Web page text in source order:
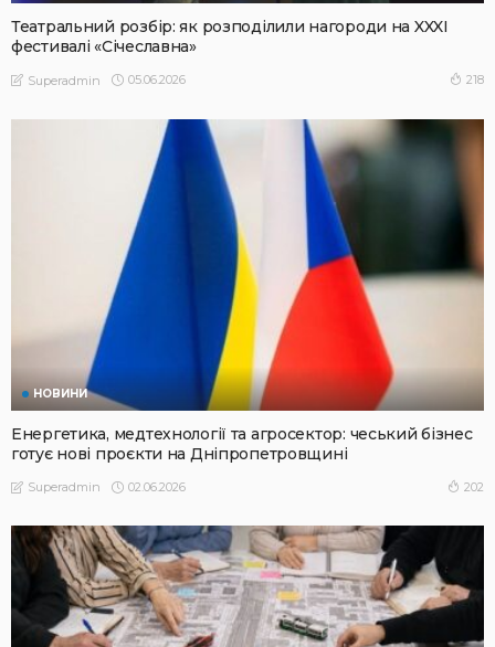
Театральний розбір: як розподілили нагороди на XXXI
фестивалі «Січеславна»
Superadmin 05.06.2026 218
НОВИНИ
Енергетика, медтехнології та агросектор: чеський бізнес
готує нові проєкти на Дніпропетровщині
Superadmin 02.06.2026 202